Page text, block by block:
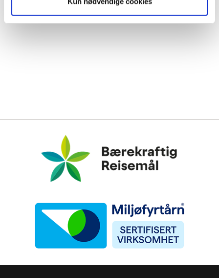
Bærekraftig Reisemål
Miljøfyrtårn